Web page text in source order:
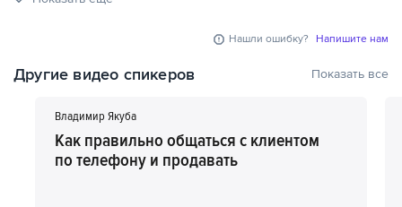
Нашли ошибку? Напишите нам
Другие видео спикеров Показать все
Владимир Якуба
Как правильно общаться с клиентом
по телефону и продавать